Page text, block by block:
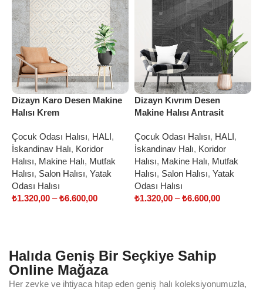
Dizayn Karo Desen Makine
Halısı Krem
Çocuk Odası Halısı, HALI,
İskandinav Halı, Koridor
Halısı, Makine Halı, Mutfak
Halısı, Salon Halısı, Yatak
Odası Halısı
₺1.320,00 –₺6.600,00
Dizayn Kıvrım Desen
Makine Halısı Antrasit
Çocuk Odası Halısı, HALI,
İskandinav Halı, Koridor
Halısı, Makine Halı, Mutfak
Halısı, Salon Halısı, Yatak
Odası Halısı
₺1.320,00 –₺6.600,00
Halıda Geniş Bir Seçkiye Sahip
Online Mağaza
Her zevke ve ihtiyaca hitap eden geniş halı koleksiyonumuzla,